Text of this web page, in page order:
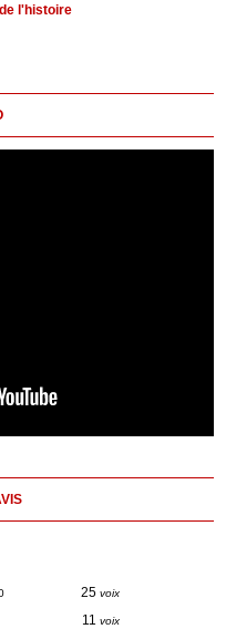
l'histoire
25 voix
11 voix